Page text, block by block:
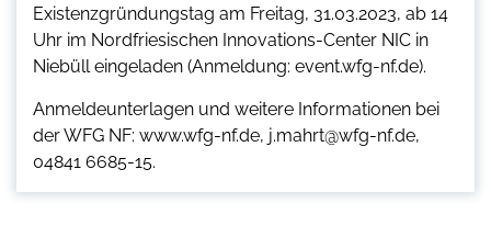
Existenzgründungstag am Freitag, 31.03.2023, ab 14
Uhr im Nordfriesischen Innovations-Center NIC in
Niebüll eingeladen (Anmeldung: event.wfg-nf.de).
Anmeldeunterlagen und weitere Informationen bei
der WFG NF: www.wfg-nf.de, j.mahrt@wfg-nf.de,
04841 6685-15.